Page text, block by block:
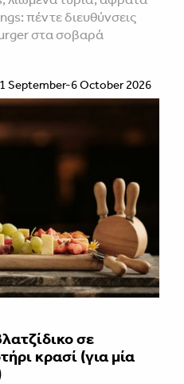
πέντε διευθύνσεις
στα σοβαρά
1 September-6 October 2026
σε
κρασί (για μία